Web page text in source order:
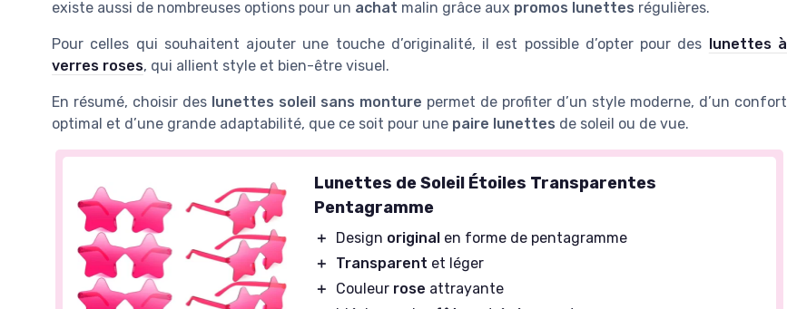
existe aussi de nombreuses options pour un achat malin grâce aux promos lunettes régulières.
Pour celles qui souhaitent ajouter une touche d’originalité, il est possible d’opter pour des lunettes à
verres roses, qui allient style et bien-être visuel.
En résumé, choisir des lunettes soleil sans monture permet de profiter d’un style moderne, d’un confort
optimal et d’une grande adaptabilité, que ce soit pour une paire lunettes de soleil ou de vue.
Lunettes de Soleil Étoiles Transparentes
Pentagramme
＋ Design original en forme de pentagramme
＋
Transparent et léger
＋
Couleur rose attrayante